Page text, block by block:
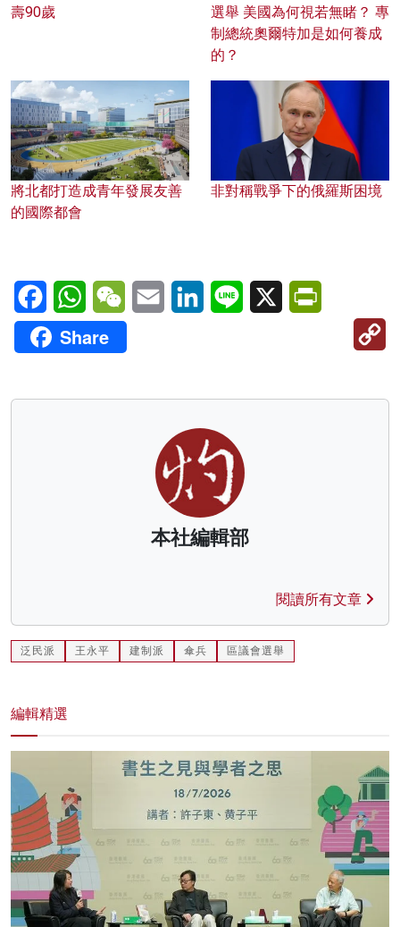
壽90歲
選舉 美國為何視若無睹？ 專
制總統奧爾特加是如何養成
的？
將北都打造成青年發展友善
的國際都會
非對稱戰爭下的俄羅斯困境
FacebookWhatsAppWeChatEmail LinkedInLine X
Share
本社編輯部
閱讀所有文章
泛民派 王永平 建制派 傘兵 區議會選舉
編輯精選